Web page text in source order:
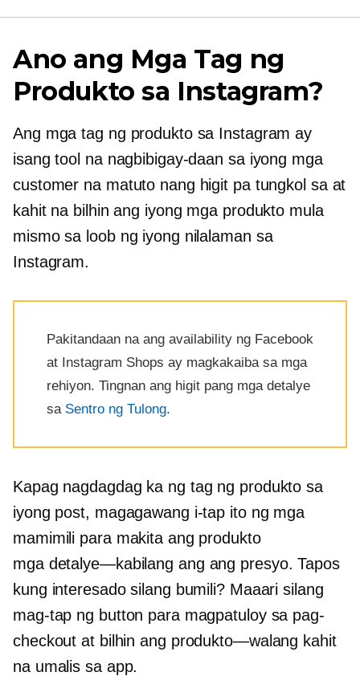
Ano ang Mga Tag ng
Produkto sa Instagram?
Ang mga tag ng produkto sa Instagram ay
isang tool na nagbibigay-daan sa iyong mga
customer na matuto nang higit pa tungkol sa at
kahit na bilhin ang iyong mga produkto mula
mismo sa loob ng iyong nilalaman sa
Instagram.
Pakitandaan na ang availability ng Facebook
at Instagram Shops ay magkakaiba sa mga
rehiyon. Tingnan ang higit pang mga detalye
sa Sentro ng Tulong.
Kapag nagdagdag ka ng tag ng produkto sa
iyong post, magagawang i-tap ito ng mga
mamimili para makita ang produkto
mga detalye—kabilang ang ang presyo. Tapos
kung interesado silang bumili? Maaari silang
mag-tap ng button para magpatuloy sa pag-
checkout at bilhin ang produkto—walang kahit
na umalis sa app.